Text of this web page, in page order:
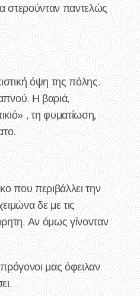
στερούνταν παντελώς
όψη της πόλης.
Η βαριά,
, τη φυματίωση,
που περιβάλλει την
δε με τις
Αν όμως γίνονταν
μας όφειλαν